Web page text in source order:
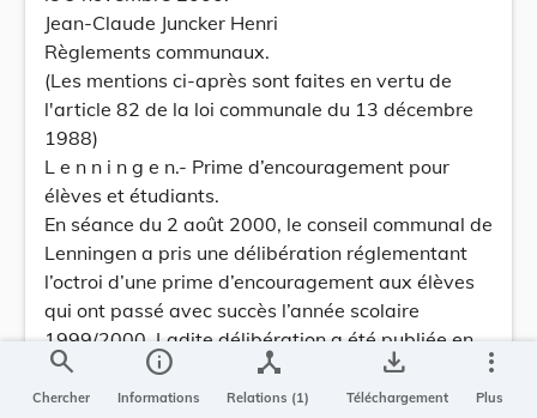
Jean-Claude Juncker Henri
Règlements communaux.
(Les mentions ci-après sont faites en vertu de
l'article 82 de la loi communale du 13 décembre
1988)
L e n n i n g e n.- Prime d’encouragement pour
élèves et étudiants.
En séance du 2 août 2000, le conseil communal de
Lenningen a pris une délibération réglementant
l’octroi d’une prime d’encouragement aux élèves
qui ont passé avec succès l’année scolaire
1999/2000. Ladite délibération a été publiée en
due forme.
L e n n i n g e n.- Subside pour enfants fréquentant
search
Chercher
info
Informations
device_hub
Relations (1)
save_alt
Téléchargement
more_vert
Plus